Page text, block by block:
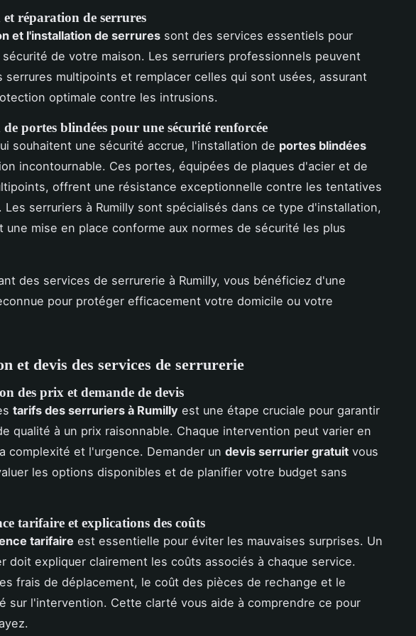
réparation de serrures
et l'installation de serrures sont des services essentiels pour
de votre maison. Les serruriers professionnels peuvent
serrures multipoints et remplacer celles qui sont usées, assurant
optimale contre les intrusions.
portes blindées pour une sécurité renforcée
souhaitent une sécurité accrue, l'installation de portes blindées
incontournable. Ces portes, équipées de plaques d'acier et de
offrent une résistance exceptionnelle contre les tentatives
serruriers à Rumilly sont spécialisés dans ce type d'installation,
une mise en place conforme aux normes de sécurité les plus
des services de serrurerie à Rumilly, vous bénéficiez d'une
pour protéger efficacement votre domicile ou votre
et devis des services de serrurerie
des prix et demande de devis
tarifs des serruriers à Rumilly est une étape cruciale pour garantir
qualité à un prix raisonnable. Chaque intervention peut varier en
complexité et l'urgence. Demander un devis serrurier gratuit vous
les options disponibles et de planifier votre budget sans
tarifaire et explications des coûts
tarifaire est essentielle pour éviter les mauvaises surprises. Un
doit expliquer clairement les coûts associés à chaque service.
frais de déplacement, le coût des pièces de rechange et le
sur l'intervention. Cette clarté vous aide à comprendre ce pour